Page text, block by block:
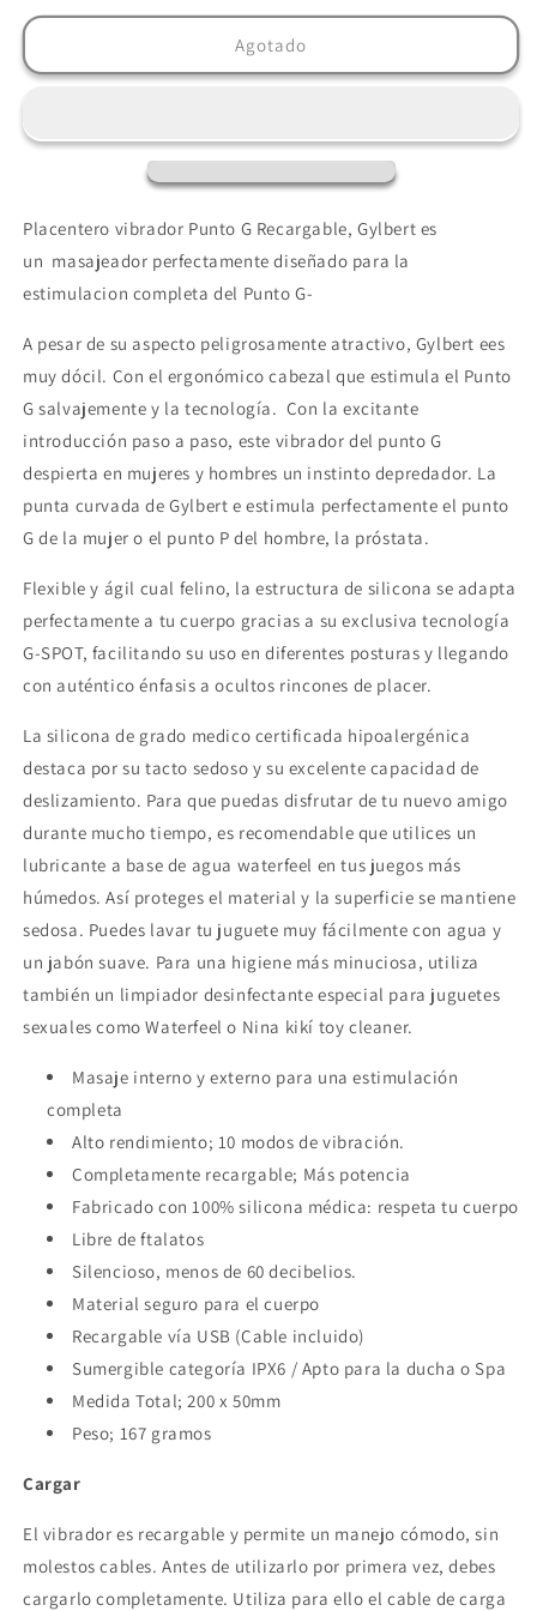
para
SPOT
VIBRADOR
TURQUESA
para
SPOT
VIBRADOR
TURQUESA
Agotado
Placentero vibrador Punto G Recargable, Gylbert es
un masajeador perfectamente diseñado para la
estimulacion completa del Punto G-
A pesar de su aspecto peligrosamente atractivo, Gylbert ees
muy dócil. Con el ergonómico cabezal que estimula el Punto
G salvajemente y la tecnología. Con la excitante
introducción paso a paso, este vibrador del punto G
despierta en mujeres y hombres un instinto depredador. La
punta curvada de Gylbert e estimula perfectamente el punto
G de la mujer o el punto P del hombre, la próstata.
Flexible y ágil cual felino, la estructura de silicona se adapta
perfectamente a tu cuerpo gracias a su exclusiva tecnología
G-SPOT, facilitando su uso en diferentes posturas y llegando
con auténtico énfasis a ocultos rincones de placer.
La silicona de grado medico certificada hipoalergénica
destaca por su tacto sedoso y su excelente capacidad de
deslizamiento. Para que puedas disfrutar de tu nuevo amigo
durante mucho tiempo, es recomendable que utilices un
lubricante a base de agua waterfeel en tus juegos más
húmedos. Así proteges el material y la superficie se mantiene
sedosa. Puedes lavar tu juguete muy fácilmente con agua y
un jabón suave. Para una higiene más minuciosa, utiliza
también un limpiador desinfectante especial para juguetes
sexuales como Waterfeel o Nina kikí toy cleaner.
Masaje interno y externo para una estimulación
completa
Alto rendimiento; 10 modos de vibración.
Completamente recargable; Más potencia
Fabricado con 100% silicona médica: respeta tu cuerpo
Libre de ftalatos
Silencioso, menos de 60 decibelios.
Material seguro para el cuerpo
Recargable vía USB (Cable incluido)
Sumergible categoría IPX6 / Apto para la ducha o Spa
Medida Total; 200 x 50mm
Peso; 167 gramos
Cargar
El vibrador es recargable y permite un manejo cómodo, sin
molestos cables. Antes de utilizarlo por primera vez, debes
cargarlo completamente. Utiliza para ello el cable de carga